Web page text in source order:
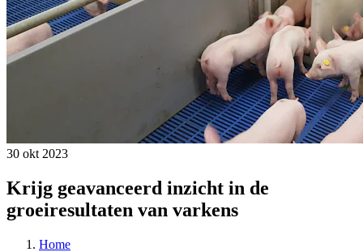
30 okt 2023
Krijg geavanceerd inzicht in de
groeiresultaten van varkens
Home